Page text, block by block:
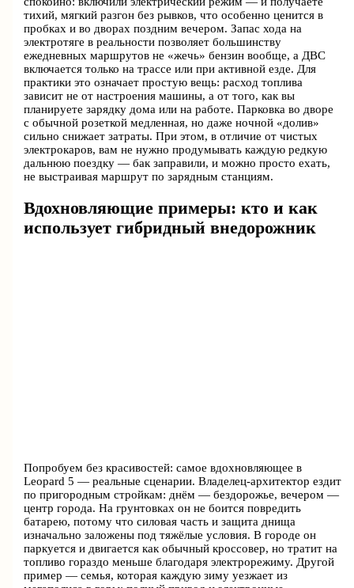
тихий, мягкий разгон без рывков, что особенно ценится в
пробках и во дворах поздним вечером. Запас хода на
электротяге в реальности позволяет большинству
ежедневных маршрутов не «жечь» бензин вообще, а ДВС
включается только на трассе или при активной езде. Для
практики это означает простую вещь: расход топлива
зависит не от настроения машины, а от того, как вы
планируете зарядку дома или на работе. Парковка во дворе
с обычной розеткой медленная, но даже ночной «долив»
сильно снижает затраты. При этом, в отличие от чистых
электрокаров, вам не нужно продумывать каждую редкую
дальнюю поездку — бак заправили, и можно просто ехать,
не выстраивая маршрут по зарядным станциям.
Вдохновляющие примеры: кто и как
использует гибридный внедорожник
Попробуем без красивостей: самое вдохновляющее в
Leopard 5 — реальные сценарии. Владелец-архитектор ездит
по пригородным стройкам: днём — бездорожье, вечером —
центр города. На грунтовках он не боится повредить
батарею, потому что силовая часть и защита днища
изначально заложены под тяжёлые условия. В городе он
паркуется и двигается как обычный кроссовер, но тратит на
топливо гораздо меньше благодаря электрорежиму. Другой
пример — семья, которая каждую зиму уезжает из